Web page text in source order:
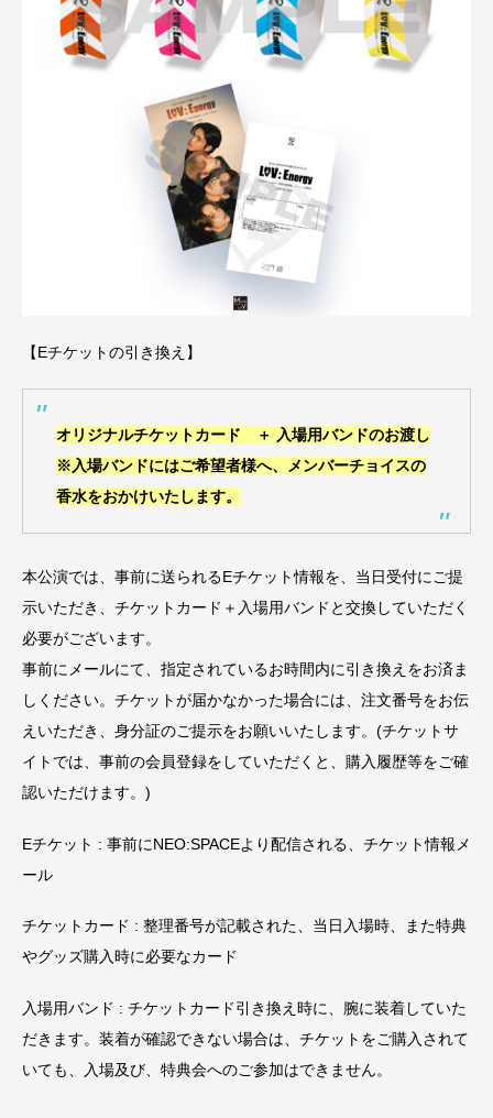
【Eチケットの引き換え】
オリジナルチケットカード ＋ 入場用バンドのお渡し
※入場バンドにはご希望者様へ、メンバーチョイスの
香水をおかけいたします。
本公演では、事前に送られるEチケット情報を、当日受付にご提
示いただき、チケットカード＋入場用バンドと交換していただく
必要がございます。
事前にメールにて、指定されているお時間内に引き換えをお済ま
しください。チケットが届かなかった場合には、注文番号をお伝
えいただき、身分証のご提示をお願いいたします。(チケットサ
イトでは、事前の会員登録をしていただくと、購入履歴等をご確
認いただけます。)
Eチケット : 事前にNEO:SPACEより配信される、チケット情報メ
ール
チケットカード : 整理番号が記載された、当日入場時、また特典
やグッズ購入時に必要なカード
入場用バンド : チケットカード引き換え時に、腕に装着していた
だきます。装着が確認できない場合は、チケットをご購入されて
いても、入場及び、特典会へのご参加はできません。